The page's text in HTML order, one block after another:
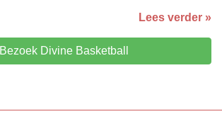
Lees verder »
Bezoek Divine Basketball